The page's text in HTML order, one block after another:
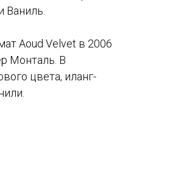
Ваниль.
Aoud Velvet в 2006
Монталь. В
цвета, иланг-